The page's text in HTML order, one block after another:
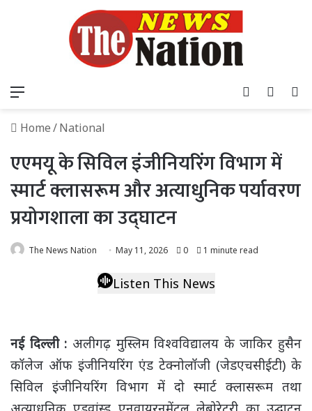
Log In
Home/National
एएमयू के सिविल इंजीनियरिंग विभाग में
स्मार्ट क्लासरूम और अत्याधुनिक पर्यावरण
प्रयोगशाला का उद्घाटन
The News Nation May 11, 2026 0 1 minute read
Listen This News
नई दिल्ली : अलीगढ़ मुस्लिम विश्वविद्यालय के जाकिर हुसैन
कॉलेज ऑफ इंजीनियरिंग एंड टेक्नोलॉजी (जेडएचसीईटी) के
सिविल इंजीनियरिंग विभाग में दो स्मार्ट क्लासरूम तथा